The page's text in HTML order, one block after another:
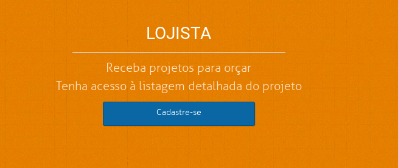
LOJISTA
Receba projetos para orçar
Tenha acesso à listagem detalhada do projeto
Cadastre-se